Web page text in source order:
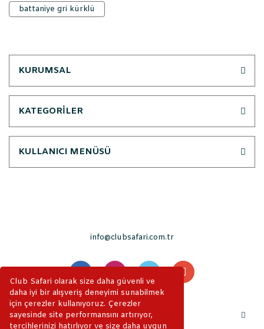
Club Safari olarak size daha güvenli ve
daha iyi bir alışveriş deneyimi sunabilmek
için çerezler kullanıyoruz. Çerezler
sayesinde site performansını artırıyor,
tercihlerinizi hatırlıyor ve size daha uygun
battaniye gri kürklü
KURUMSAL
KATEGORİLER
KULLANICI MENÜSÜ
info@clubsafari.com.tr